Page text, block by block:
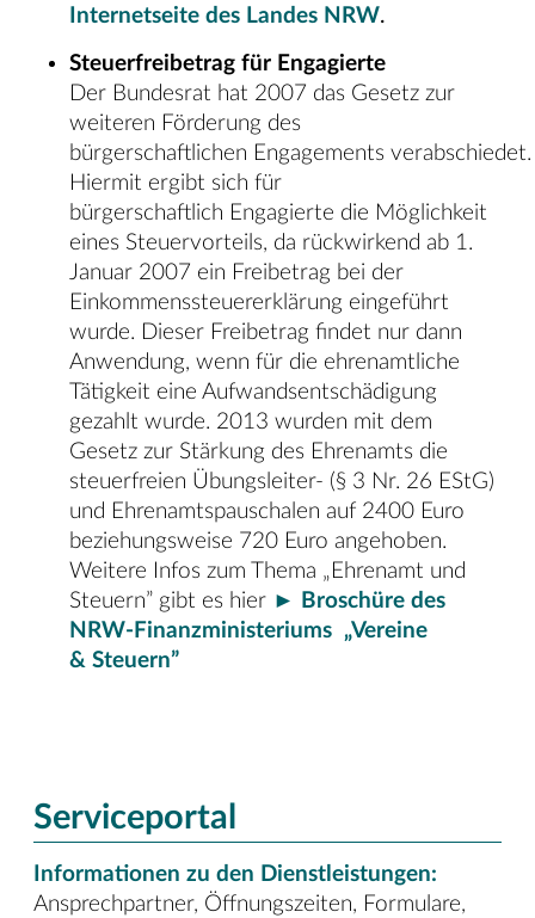
Internetseite des Landes NRW.
Steuerfreibetrag für Engagierte
Der Bundesrat hat 2007 das Gesetz zur
weiteren Förderung des
bürgerschaftlichen Engagements verabschiedet.
Hiermit ergibt sich für
bürgerschaftlich Engagierte die Möglichkeit
eines Steuervorteils, da rückwirkend ab 1.
Januar 2007 ein Freibetrag bei der
Einkommenssteuererklärung eingeführt
wurde. Dieser Freibetrag findet nur dann
Anwendung, wenn für die ehrenamtliche
Tätigkeit eine Aufwandsentschädigung
gezahlt wurde. 2013 wurden mit dem
Gesetz zur Stärkung des Ehrenamts die
steuerfreien Übungsleiter- (§ 3 Nr. 26 EStG)
und Ehrenamtspauschalen auf 2400 Euro
beziehungsweise 720 Euro angehoben.
Weitere Infos zum Thema „Ehrenamt und
Steuern” gibt es hier ► Broschüre des
NRW-Finanzministeriums „Vereine
& Steuern”
Serviceportal
Informationen zu den Dienstleistungen:
Ansprechpartner, Öffnungszeiten, Formulare,